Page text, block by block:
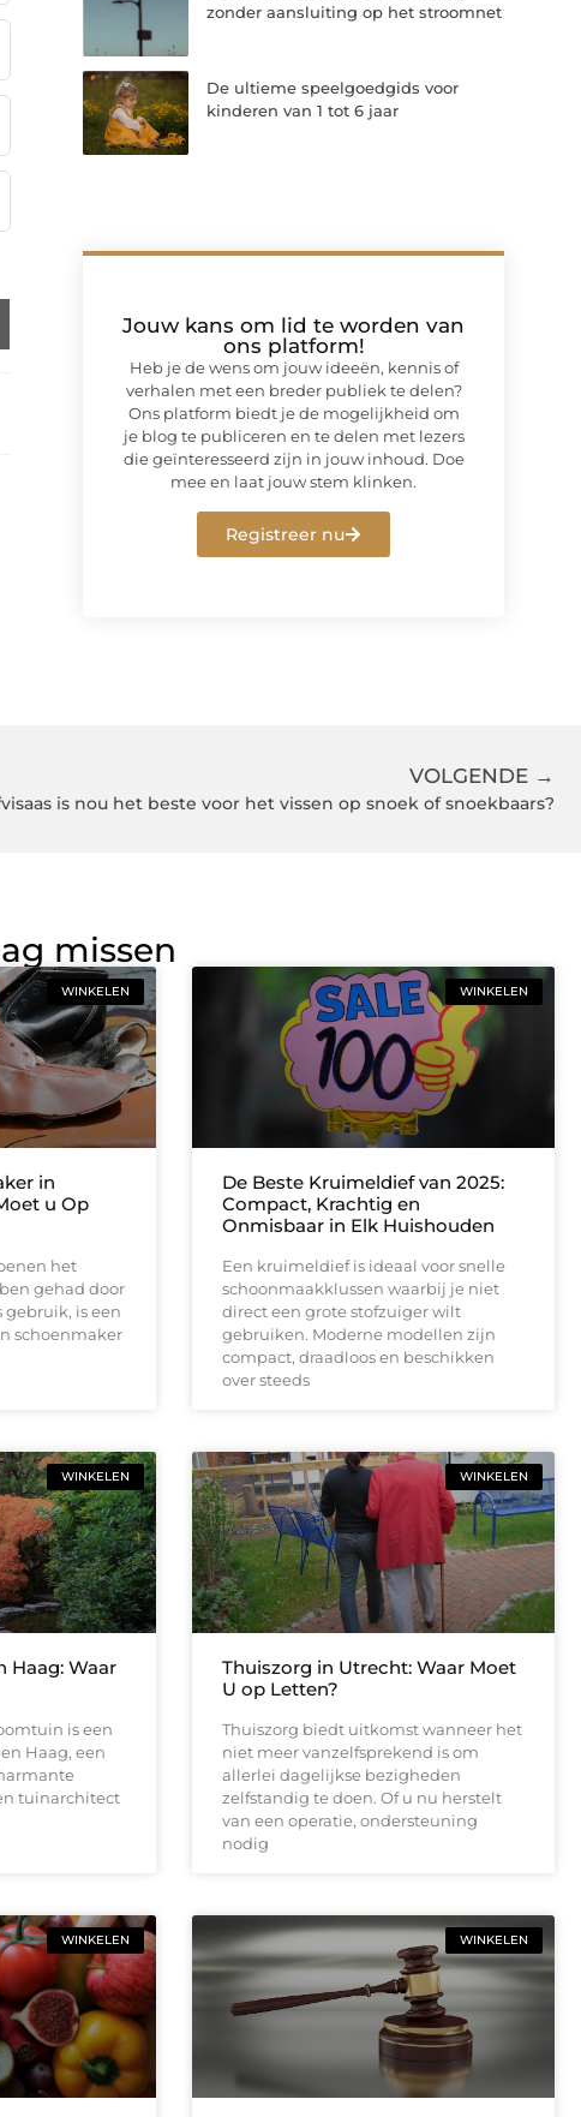
zonder aansluiting op het stroomnet
De ultieme speelgoedgids voor
kinderen van 1 tot 6 jaar
Jouw kans om lid te worden van
ons platform!
Heb je de wens om jouw ideeën, kennis of
verhalen met een breder publiek te delen?
Ons platform biedt je de mogelijkheid om
je blog te publiceren en te delen met lezers
die geïnteresseerd zijn in jouw inhoud. Doe
mee en laat jouw stem klinken.
Registreer nu
VOLGENDE →
is nou het beste voor het vissen op snoek of snoekbaars?
missen
WINKELEN
in
u Op
het
gehad door
is een
schoenmaker
WINKELEN
De Beste Kruimeldief van 2025:
Compact, Krachtig en
Onmisbaar in Elk Huishouden
Een kruimeldief is ideaal voor snelle
schoonmaakklussen waarbij je niet
direct een grote stofzuiger wilt
gebruiken. Moderne modellen zijn
compact, draadloos en beschikken
over steeds
WINKELEN
Haag: Waar
is een
Haag, een
tuinarchitect
WINKELEN
Thuiszorg in Utrecht: Waar Moet
U op Letten?
Thuiszorg biedt uitkomst wanneer het
niet meer vanzelfsprekend is om
allerlei dagelijkse bezigheden
zelfstandig te doen. Of u nu herstelt
van een operatie, ondersteuning
nodig
WINKELEN WINKELEN